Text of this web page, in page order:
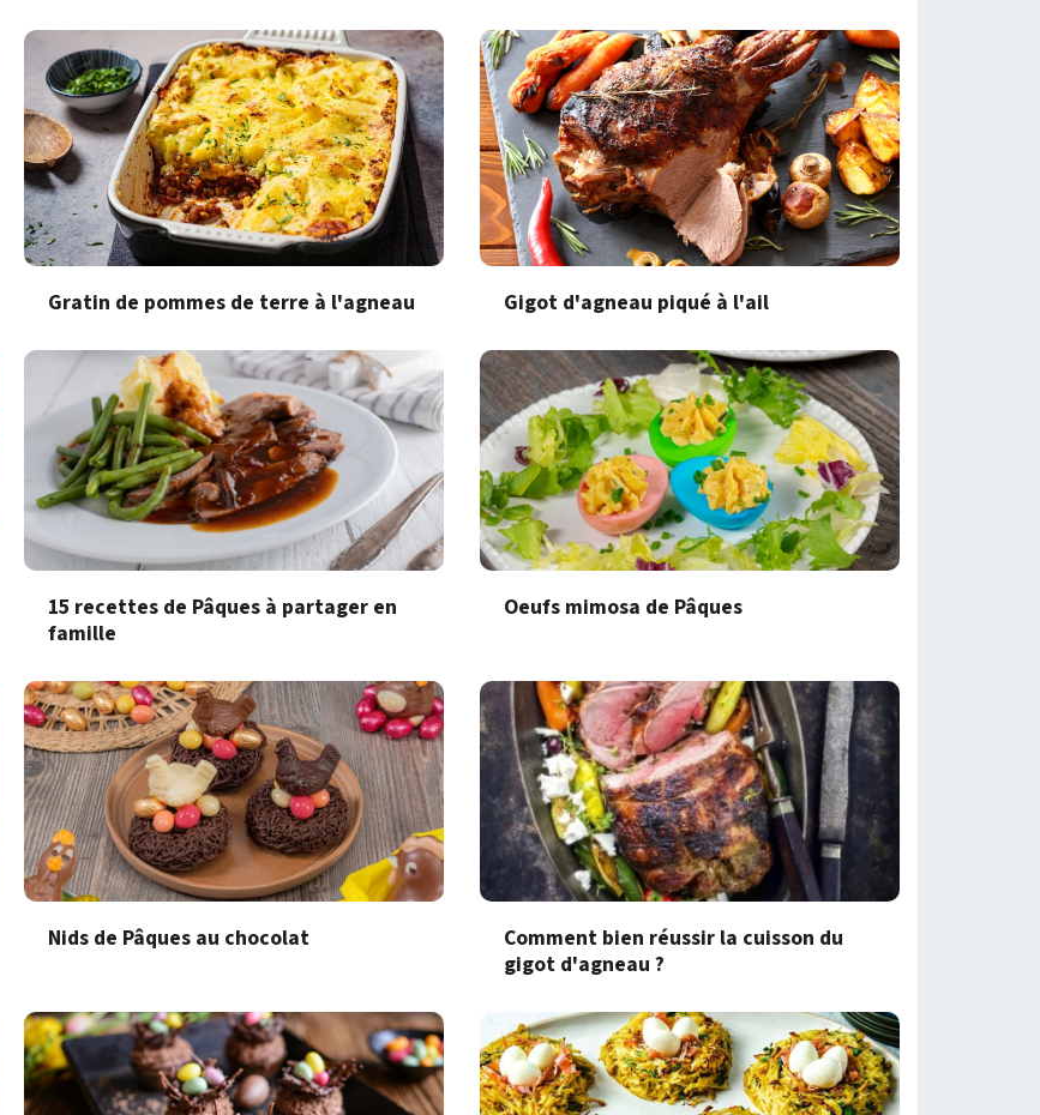
Gratin de pommes de terre à l'agneau Gigot d'agneau piqué à l'ail
15 recettes de Pâques à partager en
famille
Oeufs mimosa de Pâques
Nids de Pâques au chocolat
Comment bien réussir la cuisson du
gigot d'agneau ?